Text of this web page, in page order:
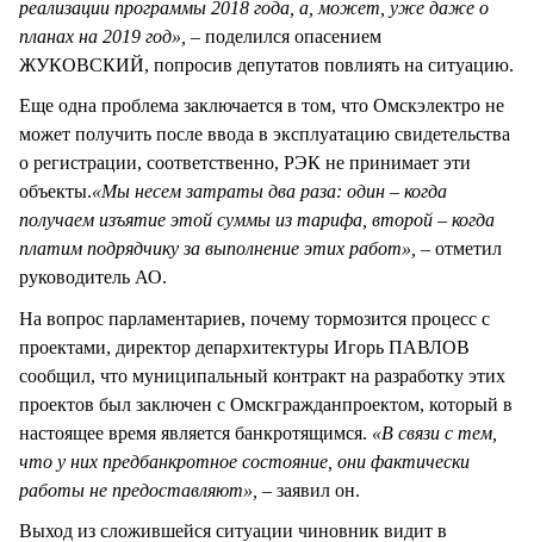
реализации программы 2018 года, а, может, уже даже о
планах на 2019 год», – поделился опасением
ЖУКОВСКИЙ, попросив депутатов повлиять на ситуацию.
Еще одна проблема заключается в том, что Омскэлектро не
может получить после ввода в эксплуатацию свидетельства
о регистрации, соответственно, РЭК не принимает эти
объекты.«Мы несем затраты два раза: один – когда
получаем изъятие этой суммы из тарифа, второй – когда
платим подрядчику за выполнение этих работ», – отметил
руководитель АО.
На вопрос парламентариев, почему тормозится процесс с
проектами, директор депархитектуры Игорь ПАВЛОВ
сообщил, что муниципальный контракт на разработку этих
проектов был заключен с Омскгражданпроектом, который в
настоящее время является банкротящимся. «В связи с тем,
что у них предбанкротное состояние, они фактически
работы не предоставляют», – заявил он.
Выход из сложившейся ситуации чиновник видит в